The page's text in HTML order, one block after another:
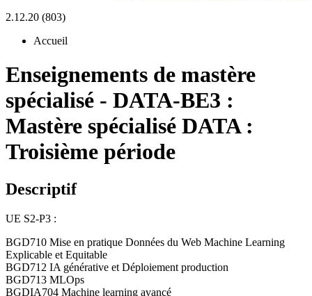
2.12.20 (803)
Accueil
Enseignements de mastère
spécialisé - DATA-BE3 :
Mastère spécialisé DATA :
Troisième période
Descriptif
UE S2-P3 :
BGD710 Mise en pratique Données du Web Machine Learning
Explicable et Equitable
BGD712 IA générative et Déploiement production
BGD713 MLOps
BGDIA704 Machine learning avancé